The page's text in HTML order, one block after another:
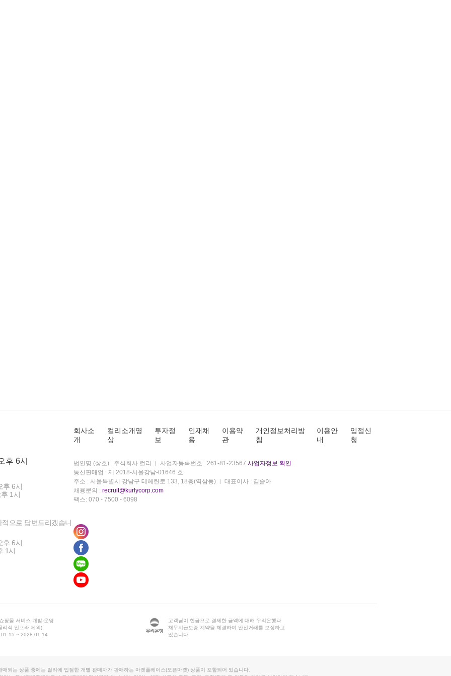
후 6시
후 6시
1시
으로 답변드리겠습니
후 6시
1시
회사소
개
컬리소개영
상
투자정
보
인재채
용
이용약
관
개인정보처리방
침
이용안
내
입점신
청
법인명 (상호) : 주식회사 컬리 사업자등록번호 : 261-81-23567 사업자정보 확인
통신판매업 : 제 2018-서울강남-01646 호
주소 : 서울특별시 강남구 테헤란로 133, 18층(역삼동)
대표이사 : 김슬아
채용문의 : recruit@kurlycorp.com
팩스: 070 - 7500 - 6098
핑몰 서비스 개발·운영
리적 인프라 제외)
~ 2028.01.14
고객님이 현금으로 결제한 금액에 대해 우리은행과
채무지급보증 계약을 체결하여 안전거래를 보장하고
있습니다.
매되는 상품 중에는 컬리에 입점한 개별 판매자가 판매하는 마켓플레이스(오픈마켓) 상품이 포함되어 있습니다.